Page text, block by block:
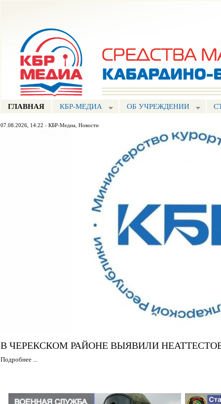
ГЛАВНАЯ КБР-МЕДИА ОБ УЧРЕЖДЕНИИ
07.08.2026, 14:22 - КБР-Медиа Новости
В ЧЕРЕКСКОМ РАЙОНЕ ВЫЯВИЛИ
Подробнее ...